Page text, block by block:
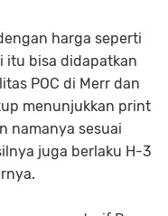
harga seperti
itu bisa didapatkan
POC di Merr dan
menunjukkan print
namanya sesuai
juga berlaku H-3